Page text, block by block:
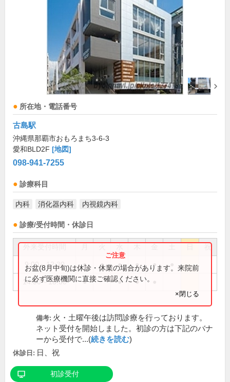
所在地・電話番号
古島駅
沖縄県那覇市おもろまち3-6-3
愛和BLD2F [地図]
098-941-7255
診療科目
内科 消化器内科 内視鏡内科
診療/受付時間・休診日
祝
9:00～12:30 ● ● ● ● ●
14:00～18:00 ● ● ●
お盆(8月中旬)は休診・休業の場合があります。来院前
に必ず医療機関に直接ご確認ください。
×閉じる
備考: 火・土曜午後は訪問診療を行っております。
ネット受付を開始しました。初診の方は下記のバナ
ーから受付で...(続きを読む)
休診日: 日、祝
初診受付